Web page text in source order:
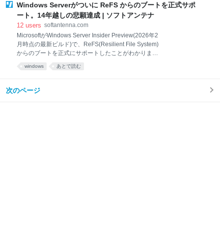
「C:\is not accessible - Access denied(C:\はアクセス
できません–アクセスが拒否されました)」というもの
です。 問題は単にエクスプローラーで Cドライブを開
ブラウザ、システムユーティリティなど、日常的に使
うアプリが起動できなくなるケースが報告されていま
す。 さらに、管理者権限の昇格やログ収集、更新プロ
グラムのアンインストールすらできない場合もあ
Windows Serverがついに ReFS からのブートを正式サポ
ート。14年越しの悲願達成 | ソフトアンテナ
12 users softantenna.com
MicrosoftがWindows Server Insider Preview(2026年2
月時点の最新ビルド)で、ReFS(Resilient File System)
からのブートを正式にサポートしたことがわかりまし
た(Neowin)。 ReFSは2012年に登場して以来、データ
保全性とスケーラビリティを重視した次世代ファイル
使えないという制約が長年の課題でした。 Windows
windows あとで読む
次のページ